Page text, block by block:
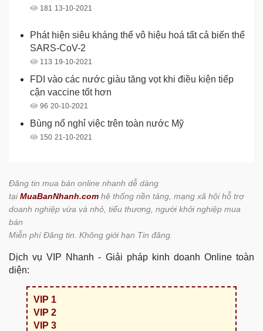
181 13-10-2021
Phát hiện siêu kháng thể vô hiệu hoá tất cả biến thể
SARS-CoV-2
113 19-10-2021
FDI vào các nước giàu tăng vọt khi điều kiện tiếp
cận vaccine tốt hơn
96 20-10-2021
Bùng nổ nghỉ việc trên toàn nước Mỹ
150 21-10-2021
Đăng tin mua bán online nhanh dễ dàng
tạiMuaBanNhanh.com hệ thống nền tảng, mạng xã hội hỗ trợ
doanh nghiệp vừa và nhỏ, tiểu thương, người khởi nghiệp mua
bán
Miễn phí Đăng tin. Không giới hạn Tin đăng.
Dịch vụ VIP Nhanh - Giải pháp kinh doanh Online toàn
diện:
VIP 1
VIP 2
VIP 3